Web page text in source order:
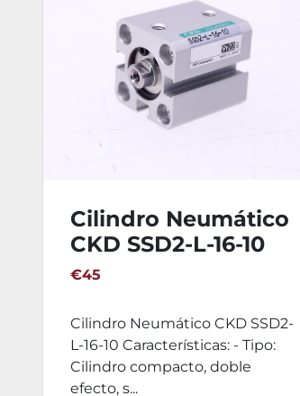
Cilindro Neumático
CKD SSD2-L-16-10
€45
Cilindro Neumático CKD SSD2-
L-16-10 Características: - Tipo:
Cilindro compacto, doble
efecto, s...